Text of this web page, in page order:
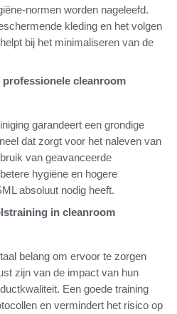
normen worden nageleefd.
kleding en het volgen
bij het minimaliseren van de
cleanroom
garandeert een grondige
dat zorgt voor het naleven van
van geavanceerde
hygiëne en hogere
absoluut nodig heeft.
in cleanroom
belang om ervoor te zorgen
zijn van de impact van hun
Een goede training
en vermindert het risico op